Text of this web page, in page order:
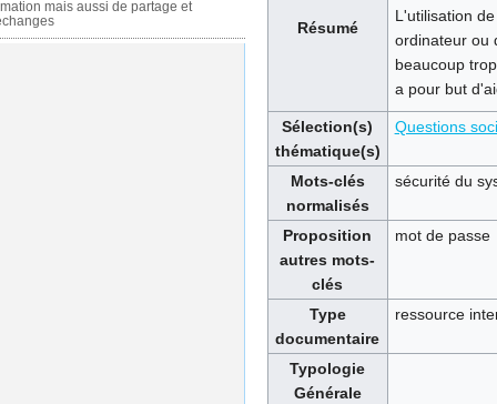
Résumé
L'utilisation
ordinateur ou
beaucoup
a pour but
Sélection(s)
thématique(s)
Questions
Mots-clés
normalisés
sécurité du
Proposition
autres mots-
clés
mot de passe
Type
documentaire
ressource
Typologie
Générale
mais aussi de partage et